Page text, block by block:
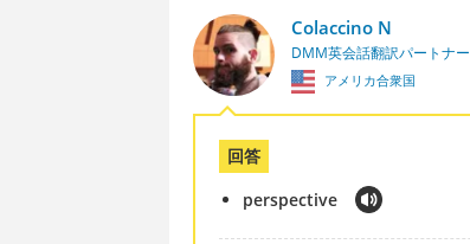
Colaccino N
DMM英会話翻訳パートナー
アメリカ合衆国
回答
perspective